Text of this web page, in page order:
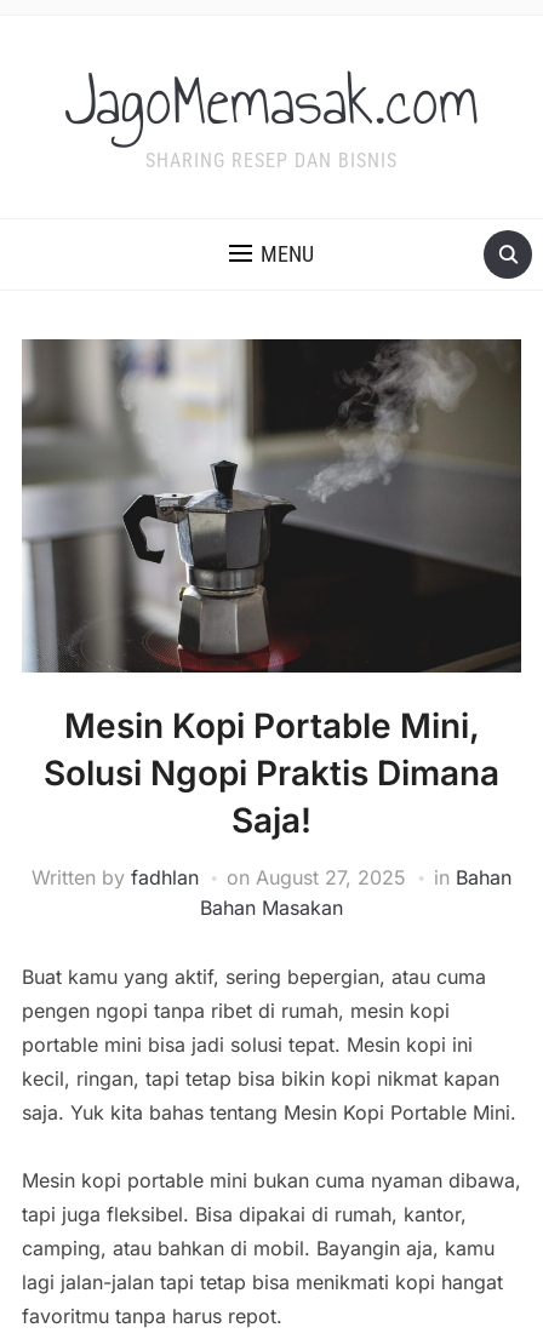
JagoMemasak.com
SHARING RESEP DAN BISNIS
MENU
Mesin Kopi Portable Mini,
Solusi Ngopi Praktis Dimana
Saja!
Written by fadhlan on August 27, 2025 in Bahan
Bahan Masakan
Buat kamu yang aktif, sering bepergian, atau cuma
pengen ngopi tanpa ribet di rumah, mesin kopi
portable mini bisa jadi solusi tepat. Mesin kopi ini
kecil, ringan, tapi tetap bisa bikin kopi nikmat kapan
saja. Yuk kita bahas tentang Mesin Kopi Portable Mini.
Mesin kopi portable mini bukan cuma nyaman dibawa,
tapi juga fleksibel. Bisa dipakai di rumah, kantor,
camping, atau bahkan di mobil. Bayangin aja, kamu
lagi jalan-jalan tapi tetap bisa menikmati kopi hangat
favoritmu tanpa harus repot.